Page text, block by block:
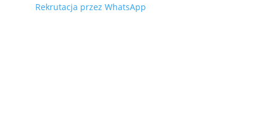
Rekrutacja przez WhatsApp